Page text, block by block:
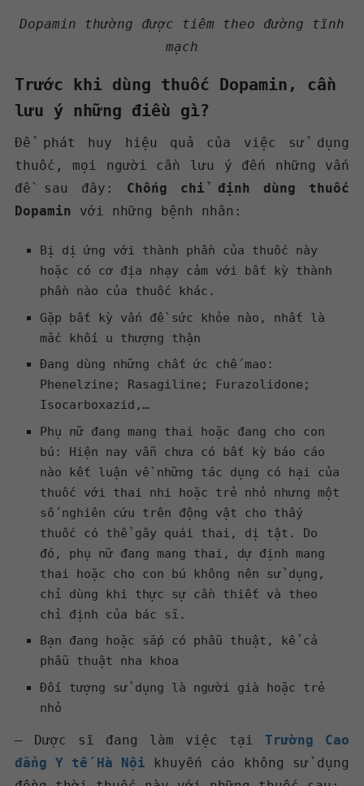
Dopamin thường được tiêm theo đường tĩnh
mạch
Trước khi dùng thuốc Dopamin, cần
lưu ý những điều gì?
Để phát huy hiệu quả của việc sử dụng
thuốc, mọi người cần lưu ý đến những vấn
đề sau đây: Chống chỉ định dùng thuốc
Dopamin với những bệnh nhân:
Bị dị ứng với thành phần của thuốc này
hoặc có cơ địa nhạy cảm với bất kỳ thành
phần nào của thuốc khác.
Gặp bất kỳ vấn đề sức khỏe nào, nhất là
mắc khối u thượng thận
Đang dùng những chất ức chế mao:
Phenelzine; Rasagiline; Furazolidone;
Isocarboxazid,…
Phụ nữ đang mang thai hoặc đang cho con
bú: Hiện nay vẫn chưa có bất kỳ báo cáo
nào kết luận về những tác dụng có hại của
thuốc với thai nhi hoặc trẻ nhỏ nhưng một
số nghiên cứu trên động vật cho thấy
thuốc có thể gây quái thai, dị tật. Do
đó, phụ nữ đang mang thai, dự định mang
thai hoặc cho con bú không nên sử dụng,
chỉ dùng khi thực sự cần thiết và theo
chỉ định của bác sĩ.
Bạn đang hoặc sắp có phẫu thuật, kể cả
phẫu thuật nha khoa
Đối tượng sử dụng là người già hoặc trẻ
nhỏ
– Dược sĩ đang làm việc tạiTrường Cao
đẳng Y tế Hà Nội khuyến cáo không sử dụng